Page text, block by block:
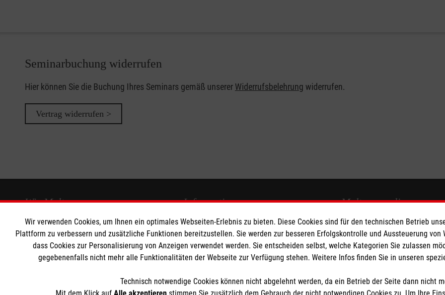
Seminarbuchung widerrufen
Hier können Sie die Buchung Ihres Seminars gemäß unserer Widerrufsbelehrung widerrufen.
Vertrag widerrufen >
Wir Malteser
Unsere Kurse
Das MBZ Westfalen
Spenden
Informationen
Downloads
Kontakt
Impressum
Barrierefreiheit
Malteser online
Malteserorden
Malteser Jugend
Malteser International
Wir verwenden Cookies, um Ihnen ein optimales Webseiten-Erlebnis zu bieten. Diese Cookies sind für den technischen Betrieb
Plattform zu verbessern und zusätzliche Funktionen bereitzustellen. Sie werden zur besseren Erfolgskontrolle und Aussteuerung von
dass Cookies zur Personalisierung von Anzeigen verwendet werden. Sie entscheiden selbst, welche Kategorien Sie zulassen
gegebenenfalls nicht mehr alle Funktionalitäten der Webseite zur Verfügung stehen. Weitere Infos finden Sie in unseren
Technisch notwendige Cookies können nicht abgelehnt werden, da ein Betrieb der Seite dann nicht